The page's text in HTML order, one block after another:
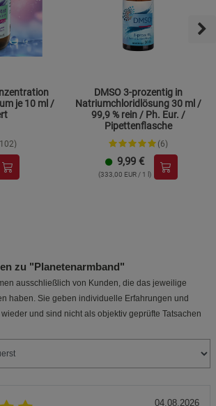
je 10 ml /
DMSO 3-prozentig in
Natriumchloridlösung 30 ml /
99,9 % rein / Ph. Eur. /
Pipettenflasche
(6)
9,99 €
(333,00 EUR / 1 l)
zu "Planetenarmband"
ausschließlich von Kunden, die das jeweilige
haben. Sie geben individuelle Erfahrungen und
und sind nicht als objektiv geprüfte Tatsachen
04.08.2026